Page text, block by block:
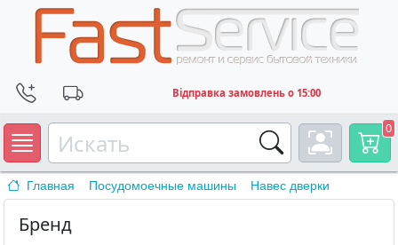
Відправка замовлень о 15:00
0
Главная Посудомоечные машины Навес дверки
Бренд